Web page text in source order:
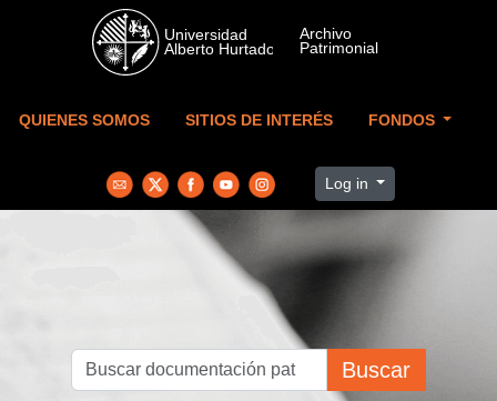
Skip to main content
QUIENES SOMOS SITIOS DE INTERÉS FONDOS
Log in
Buscar